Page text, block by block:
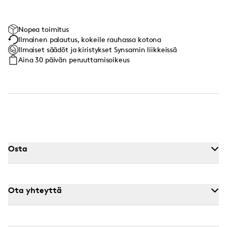
Nopea toimitus
Ilmainen palautus, kokeile rauhassa kotona
Ilmaiset säädöt ja kiristykset Synsamin liikkeissä
Aina 30 päivän peruuttamisoikeus
Osta
Ota yhteyttä